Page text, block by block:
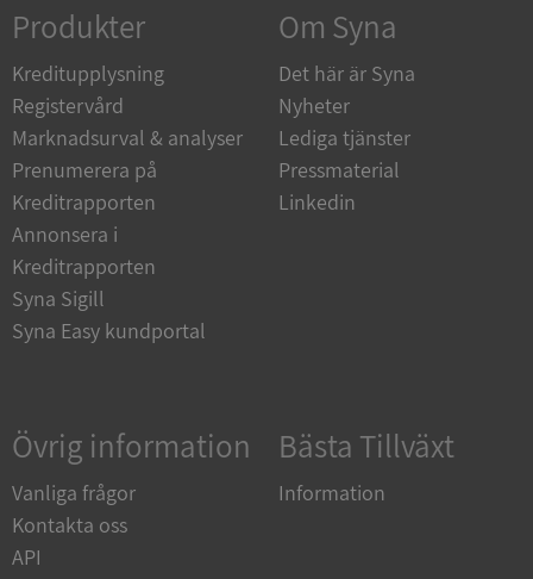
Produkter
Kreditupplysning
Registervård
Marknadsurval & analyser
Prenumerera på
Kreditrapporten
Annonsera i
Kreditrapporten
Syna Sigill
Syna Easy kundportal
Om Syna
Det här är Syna
Nyheter
Lediga tjänster
Pressmaterial
Linkedin
Övrig information
Vanliga frågor
Kontakta oss
API
Bästa Tillväxt
Information
Oklassificerade
Strikt nödvändiga kakor tillåter
kärnwebbplatsfunktioner som användarinloggning
användas ordentligt utan strikt nödvändiga cookies.
Namn
Leverantör
Domän